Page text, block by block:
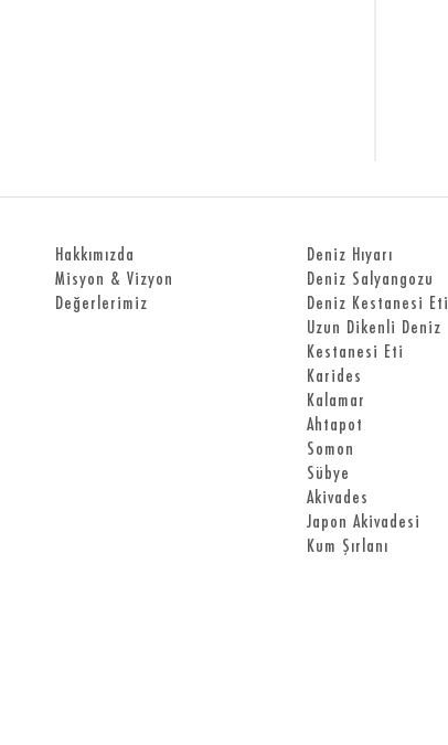
Hakkımızda
Misyon & Vizyon
Değerlerimiz
Deniz Hıyarı
Deniz Salyangozu
Deniz Kestanesi Eti
Uzun Dikenli Deniz
Kestanesi Eti
Karides
Kalamar
Ahtapot
Somon
Sübye
Akivades
Japon Akivadesi
Kum Şırlanı